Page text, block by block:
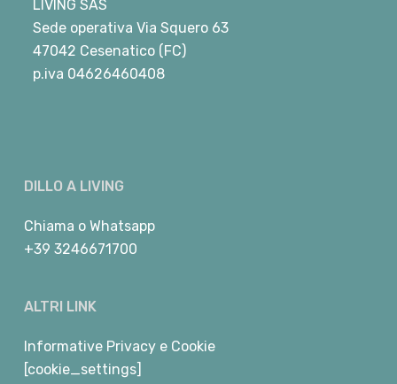
LIVING SAS
Sede operativa Via Squero 63
47042 Cesenatico (FC)
p.iva 04626460408
DILLO A LIVING
Chiama o Whatsapp
+39 3246671700
ALTRI LINK
Informative Privacy e Cookie
[cookie_settings]